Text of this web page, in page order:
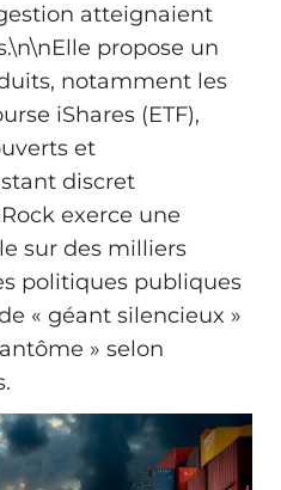
atteignaient
propose un
notamment les
iShares (ETF),
et
discret
exerce une
sur des milliers
politiques publiques
« géant silencieux »
» selon